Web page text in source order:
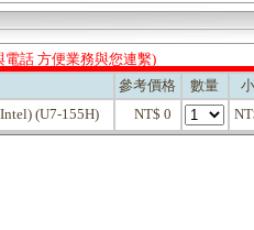
話 方便業務與您連繫)
參考價格 數量
(U7-155H) NT$ 0